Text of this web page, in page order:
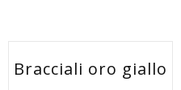
Bracciali oro giallo